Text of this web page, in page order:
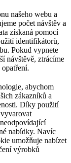
našeho webu a
počet návštěv a
získaná pomocí
identifikátorů,
Pokud vypnete
návštěvě, ztrácíme
abychom
zákazníků a
Díky použití
nabídky. Navíc
umožňuje nabízet
výrobků